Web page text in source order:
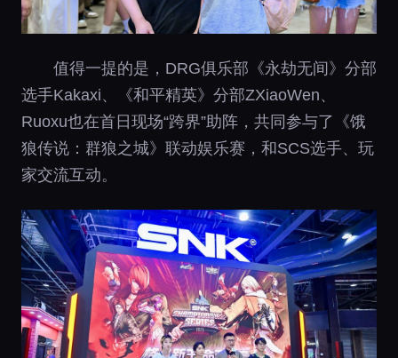
值得一提的是，DRG俱乐部《永劫无间》分部
选手Kakaxi、《和平精英》分部ZXiaoWen、
Ruoxu也在首日现场“跨界”助阵，共同参与了《饿
狼传说：群狼之城》联动娱乐赛，和SCS选手、玩
家交流互动。